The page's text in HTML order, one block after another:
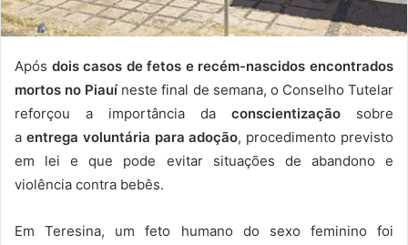
Após dois casos de fetos e recém-nascidos encontrados
mortos no Piauí neste final de semana, o Conselho Tutelar
reforçou a importância da conscientização sobre
a entrega voluntária para adoção, procedimento previsto
em lei e que pode evitar situações de abandono e
violência contra bebês.
Em Teresina, um feto humano do sexo feminino foi